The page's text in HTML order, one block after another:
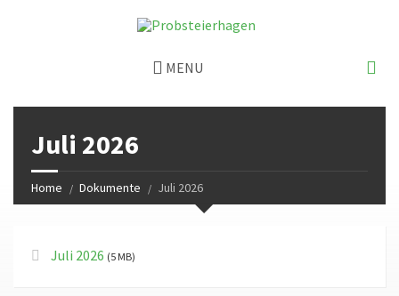
MENU
Juli 2026
Home Dokumente Juli 2026
Juli 2026 (5 MB)